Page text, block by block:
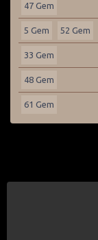
47 Gem
5 Gem 52 Gem
33 Gem
48 Gem
61 Gem